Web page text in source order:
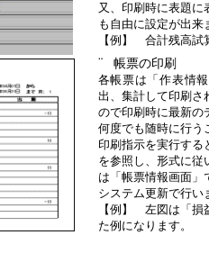
又、印刷時に表題に
も自由に設定が出来
【例】 合計残高
¨
帳票の印刷
各帳票は「作表情
出、集計して印刷さ
ので印刷時に最新の
何度でも随時に行う
印刷指示を実行する
を参照し、形式に従
は「帳票情報画面」
システム更新で行い
【例】 左図は「損
た例になります。